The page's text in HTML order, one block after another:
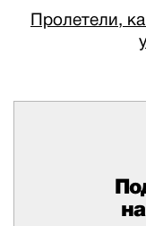
Пролетели,